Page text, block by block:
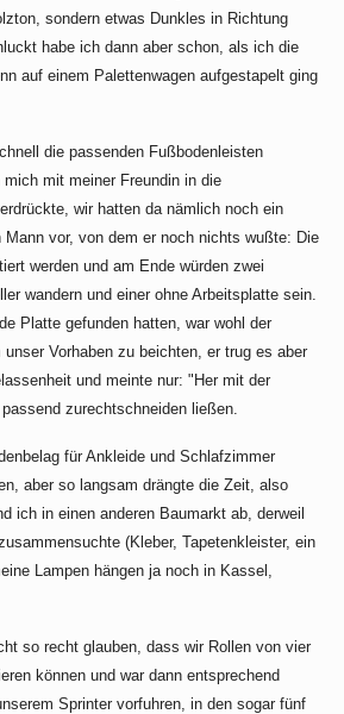
sondern etwas Dunkles in Richtung
habe ich dann aber schon, als ich die
auf einem Palettenwagen aufgestapelt ging
die passenden Fußbodenleisten
mit meiner Freundin in die
wir hatten da nämlich noch ein
Mann vor, von dem er noch nichts wußte: Die
werden und am Ende würden zwei
wandern und einer ohne Arbeitsplatte sein.
Platte gefunden hatten, war wohl der
Vorhaben zu beichten, er trug es aber
und meinte nur: "Her mit der
zurechtschneiden ließen.
für Ankleide und Schlafzimmer
aber so langsam drängte die Zeit, also
ich in einen anderen Baumarkt ab, derweil
(Kleber, Tapetenkleister, ein
Lampen hängen ja noch in Kassel,
so recht glauben, dass wir Rollen von vier
können und war dann entsprechend
Sprinter vorfuhren, in den sogar fünf